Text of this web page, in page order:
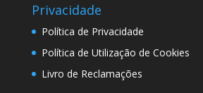
Privacidade
Política de Privacidade
Política de Utilização de Cookies
Livro de Reclamações